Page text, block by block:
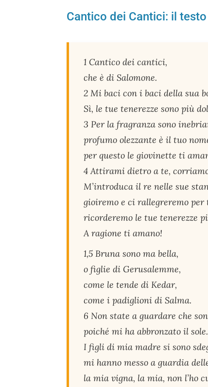
Cantico dei Cantici: il
1 Cantico dei cantici,
che è di Salomone.
2 Mi baci con i baci della sua
Sì, le tue tenerezze sono più
3 Per la fragranza sono
profumo olezzante è il tuo
per questo le giovinette ti
4 Attirami dietro a te,
M’introduca il re nelle sue
gioiremo e ci rallegreremo per
ricorderemo le tue tenerezze
A ragione ti amano!
1,5 Bruna sono ma bella,
o figlie di Gerusalemme,
come le tende di Kedar,
come i padiglioni di Salma.
6 Non state a guardare che
poiché mi ha abbronzato il sole.
I figli di mia madre si sono
mi hanno messo a guardia
la mia vigna, la mia, non l’ho